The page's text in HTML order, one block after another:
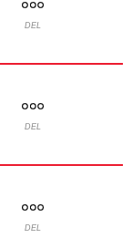
DEL
DEL
DEL